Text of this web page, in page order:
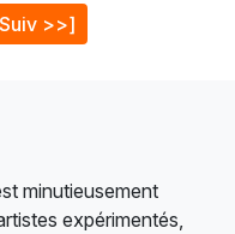
>>]
minutieusement
expérimentés,